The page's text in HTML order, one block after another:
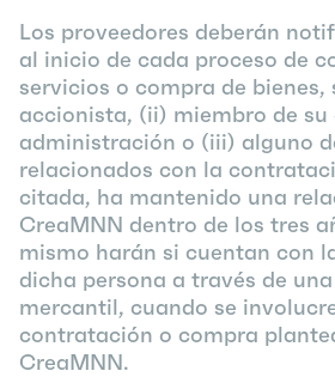
Los proveedores deberán
al inicio de cada proceso de
servicios o compra de bienes,
accionista, (ii) miembro de su
administración o (iii) alguno
relacionados con la
citada, ha mantenido una
CreaMNN dentro de los tres
mismo harán si cuentan con
dicha persona a través de
mercantil, cuando se
contratación o compra
CreaMNN.